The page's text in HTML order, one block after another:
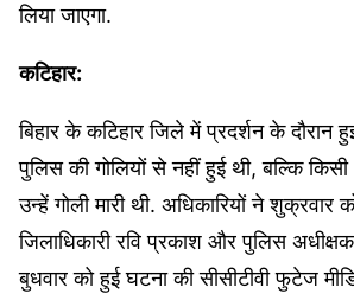
लिया जाएगा.
कटिहार:
बिहार के कटिहार जिले में प्रदर्शन के दौरान
पुलिस की गोलियों से नहीं हुई थी, बल्कि किसी
उन्हें गोली मारी थी. अधिकारियों ने शुक्रवार
जिलाधिकारी रवि प्रकाश और पुलिस
बुधवार को हुई घटना की सीसीटीवी फुटेज